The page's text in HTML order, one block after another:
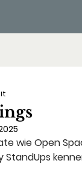
wie Open
StandUps